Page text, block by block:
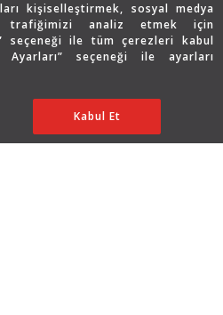
kişiselleştirmek, sosyal medya
trafiğimizi analiz etmek için
seçeneği ile tüm çerezleri kabul
seçeneği ile ayarları
Ayarları Düzenle
Kabul Et
SATIN ALIN
- Bu sitenin tüm hakları